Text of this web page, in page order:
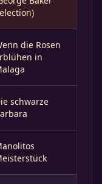
die Rosen
in
schwarze